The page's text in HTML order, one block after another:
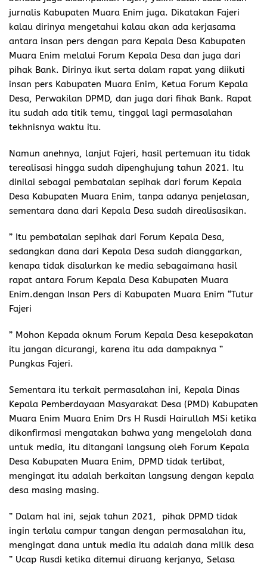
jurnalis Kabupaten Muara Enim juga. Dikatakan Fajeri
kalau dirinya mengetahui kalau akan ada kerjasama
antara insan pers dengan para Kepala Desa Kabupaten
Muara Enim melalui Forum Kepala Desa dan juga dari
pihak Bank. Dirinya ikut serta dalam rapat yang diikuti
insan pers Kabupaten Muara Enim, Ketua Forum Kepala
Desa, Perwakilan DPMD, dan juga dari fihak Bank. Rapat
itu sudah ada titik temu, tinggal lagi permasalahan
tekhnisnya waktu itu.
Namun anehnya, lanjut Fajeri, hasil pertemuan itu tidak
terealisasi hingga sudah dipenghujung tahun 2021. Itu
dinilai sebagai pembatalan sepihak dari forum Kepala
Desa Kabupaten Muara Enim, tanpa adanya penjelasan,
sementara dana dari Kepala Desa sudah direalisasikan.
” Itu pembatalan sepihak dari Forum Kepala Desa,
sedangkan dana dari Kepala Desa sudah dianggarkan,
kenapa tidak disalurkan ke media sebagaimana hasil
rapat antara Forum Kepala Desa Kabupaten Muara
Enim.dengan Insan Pers di Kabupaten Muara Enim “Tutur
Fajeri
” Mohon Kepada oknum Forum Kepala Desa kesepakatan
itu jangan dicurangi, karena itu ada dampaknya ”
Pungkas Fajeri.
Sementara itu terkait permasalahan ini, Kepala Dinas
Kepala Pemberdayaan Masyarakat Desa (PMD) Kabupaten
Muara Enim Muara Enim Drs H Rusdi Hairullah MSi ketika
dikonfirmasi mengatakan bahwa yang mengelolah dana
untuk media, itu ditangani langsung oleh Forum Kepala
Desa Kabupaten Muara Enim, DPMD tidak terlibat,
mengingat itu adalah berkaitan langsung dengan kepala
desa masing masing.
” Dalam hal ini, sejak tahun 2021, pihak DPMD tidak
ingin terlalu campur tangan dengan permasalahan itu,
mengingat dana untuk media itu adalah dana milik desa
” Ucap Rusdi ketika ditemui diruang kerjanya, Selasa